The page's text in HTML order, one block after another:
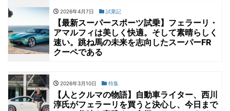
2026年4月7日 試乗記
【最新スーパースポーツ試乗】フェラーリ・
アマルフィは美しく快適。そして素晴らしく
速い。跳ね馬の未来を志向したスーパーFR
クーペである
2026年3月10日 特集
【人とクルマの物語】自動車ライター、西川
淳氏がフェラーリを買うと決心し、今日まで